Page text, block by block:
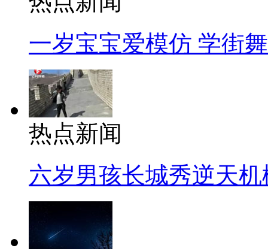
一岁宝宝爱模仿 学街
热点新闻
六岁男孩长城秀逆天机